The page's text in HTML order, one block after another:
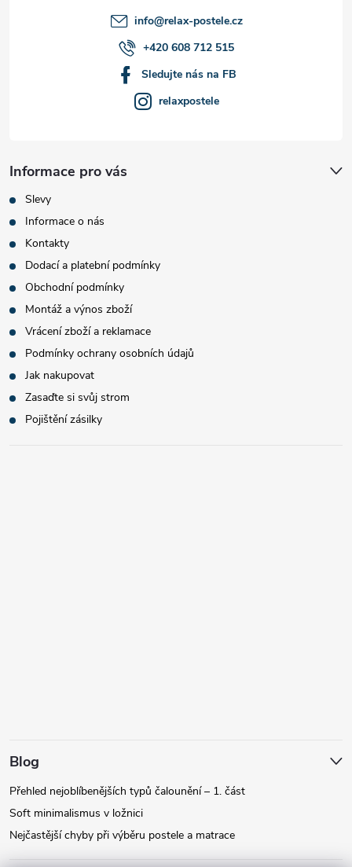
info@relax-postele.cz
+420 608 712 515
Sledujte nás na FB
relaxpostele
Informace pro vás
Slevy
Informace o nás
Kontakty
Dodací a platební podmínky
Obchodní podmínky
Montáž a výnos zboží
Vrácení zboží a reklamace
Podmínky ochrany osobních údajů
Jak nakupovat
Zasaďte si svůj strom
Pojištění zásilky
Blog
Přehled nejoblíbenějších typů čalounění – 1. část
Soft minimalismus v ložnici
Nejčastější chyby při výběru postele a matrace